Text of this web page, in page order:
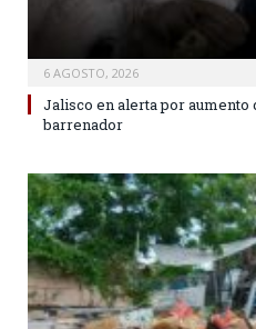
6 AGOSTO, 2026
Jalisco en alerta por aumento
barrenador